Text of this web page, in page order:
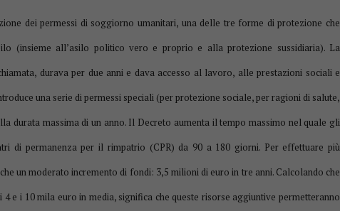
dei permessi di soggiorno umanitari, una delle tre forme di protezione che
(insieme all’asilo politico vero e proprio e alla protezione sussidiaria). La
durava per due anni e dava accesso al lavoro, alle prestazioni sociali e
una serie di permessi speciali (per protezione sociale, per ragioni di salute,
durata massima di un anno. Il Decreto aumenta il tempo massimo nel quale gli
di permanenza per il rimpatrio (CPR) da 90 a 180 giorni. Per effettuare più
un moderato incremento di fondi: 3,5 milioni di euro in tre anni. Calcolando che
e i 10 mila euro in media, significa che queste risorse aggiuntive permetteranno